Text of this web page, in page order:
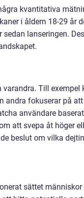
kvantitativa
i åldern 18-29 år
sedan lanseringen.
Till exempel
andra fokuserar på
användare
att svepa åt höger
beslut om vilka
sättet